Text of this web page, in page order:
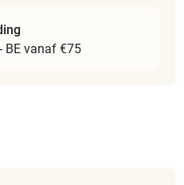
BE vanaf €75